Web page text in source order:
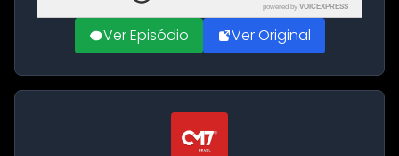
powered by VOICEXPRESS
Ver Episódio Ver Original